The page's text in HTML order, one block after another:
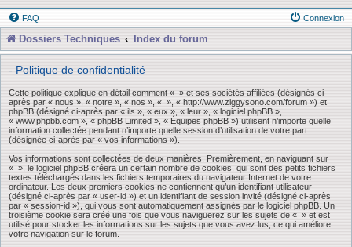
FAQ Connexion
Dossiers Techniques Index du forum
- Politique de confidentialité
Cette politique explique en détail comment « » et ses sociétés affiliées (désignés ci-
après par « nous », « notre », « nos », « », « http://www.ziggysono.com/forum ») et
phpBB (désigné ci-après par « ils », « eux », « leur », « logiciel phpBB »,
« www.phpbb.com », « phpBB Limited », « Équipes phpBB ») utilisent n’importe quelle
information collectée pendant n’importe quelle session d’utilisation de votre part
(désignée ci-après par « vos informations »).
Vos informations sont collectées de deux manières. Premièrement, en naviguant sur
« », le logiciel phpBB créera un certain nombre de cookies, qui sont des petits fichiers
textes téléchargés dans les fichiers temporaires du navigateur Internet de votre
ordinateur. Les deux premiers cookies ne contiennent qu’un identifiant utilisateur
(désigné ci-après par « user-id ») et un identifiant de session invité (désigné ci-après
par « session-id »), qui vous sont automatiquement assignés par le logiciel phpBB. Un
troisième cookie sera créé une fois que vous naviguerez sur les sujets de « » et est
utilisé pour stocker les informations sur les sujets que vous avez lus, ce qui améliore
votre navigation sur le forum.